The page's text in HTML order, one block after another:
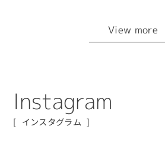
View more
Instagram
インスタグラム